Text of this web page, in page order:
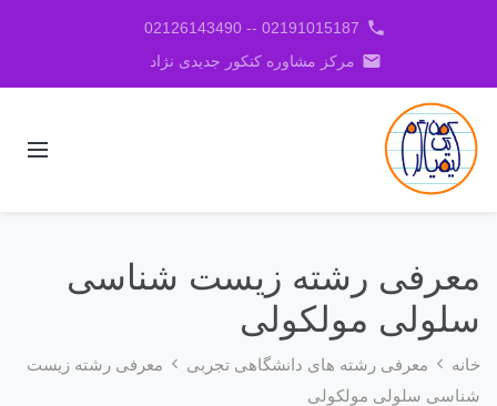
phone
02191015187 -- 02126143490
email مرکز مشاوره کنکور جدیدی نژاد
معرفی رشته زیست شناسی
سلولی مولکولی
خانه معرفی رشته های دانشگاهی تجربی
معرفی رشته زیست
شناسی سلولی مولکولی